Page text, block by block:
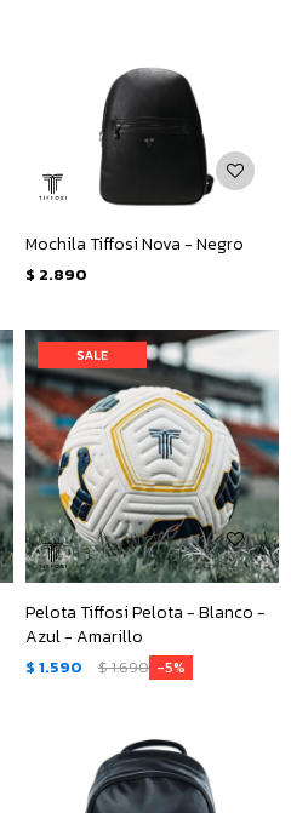
Mochila Tiffosi Nova - Negro
$ 2.890
Pelota Tiffosi Pelota - Blanco -
Azul - Amarillo
$ 1.590 $1.690 5